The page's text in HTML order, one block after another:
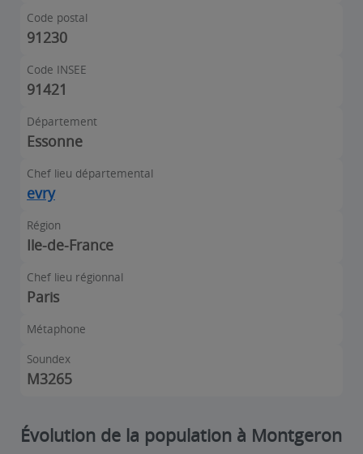
Code postal
91230
Code INSEE
91421
Département
Essonne
Chef lieu départemental
evry
Région
Ile-de-France
Chef lieu régionnal
Paris
Métaphone
Soundex
M3265
Évolution de la population à Montgeron